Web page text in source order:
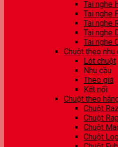
Tai nghe
Tai nghe
Tai nghe
Tai nghe
Tai nghe
Chuột theo nhu
Lót chuột
Nhu cầu
Theo giá
Kết nối
Chuột theo
Chuột
Chuột
Chuột
Chuột